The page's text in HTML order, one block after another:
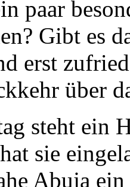
paar
Gibt es
erst
über
steht ein
sie
Abuja